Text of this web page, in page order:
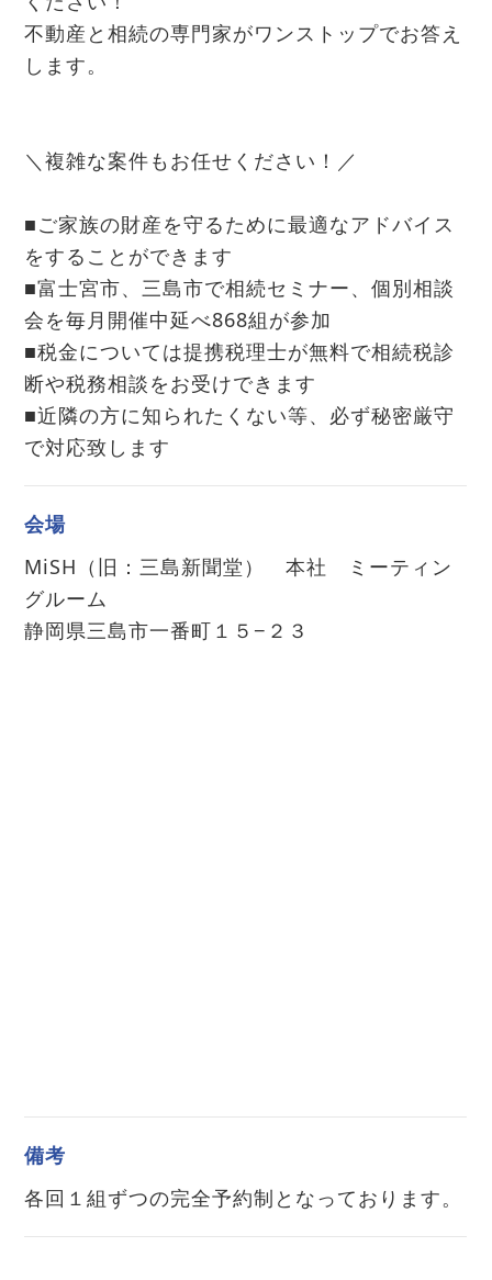
不動産と相続の専門家がワンストップでお答え
します。
＼複雑な案件もお任せください！／
■ご家族の財産を守るために最適なアドバイス
をすることができます
■富士宮市、三島市で相続セミナー、個別相談
会を毎月開催中延べ868組が参加
■税金については提携税理士が無料で相続税診
断や税務相談をお受けできます
■近隣の方に知られたくない等、必ず秘密厳守
で対応致します
会場
MiSH（旧：三島新聞堂） 本社 ミーティン
グルーム
静岡県三島市一番町１５−２３
備考
各回１組ずつの完全予約制となっております。